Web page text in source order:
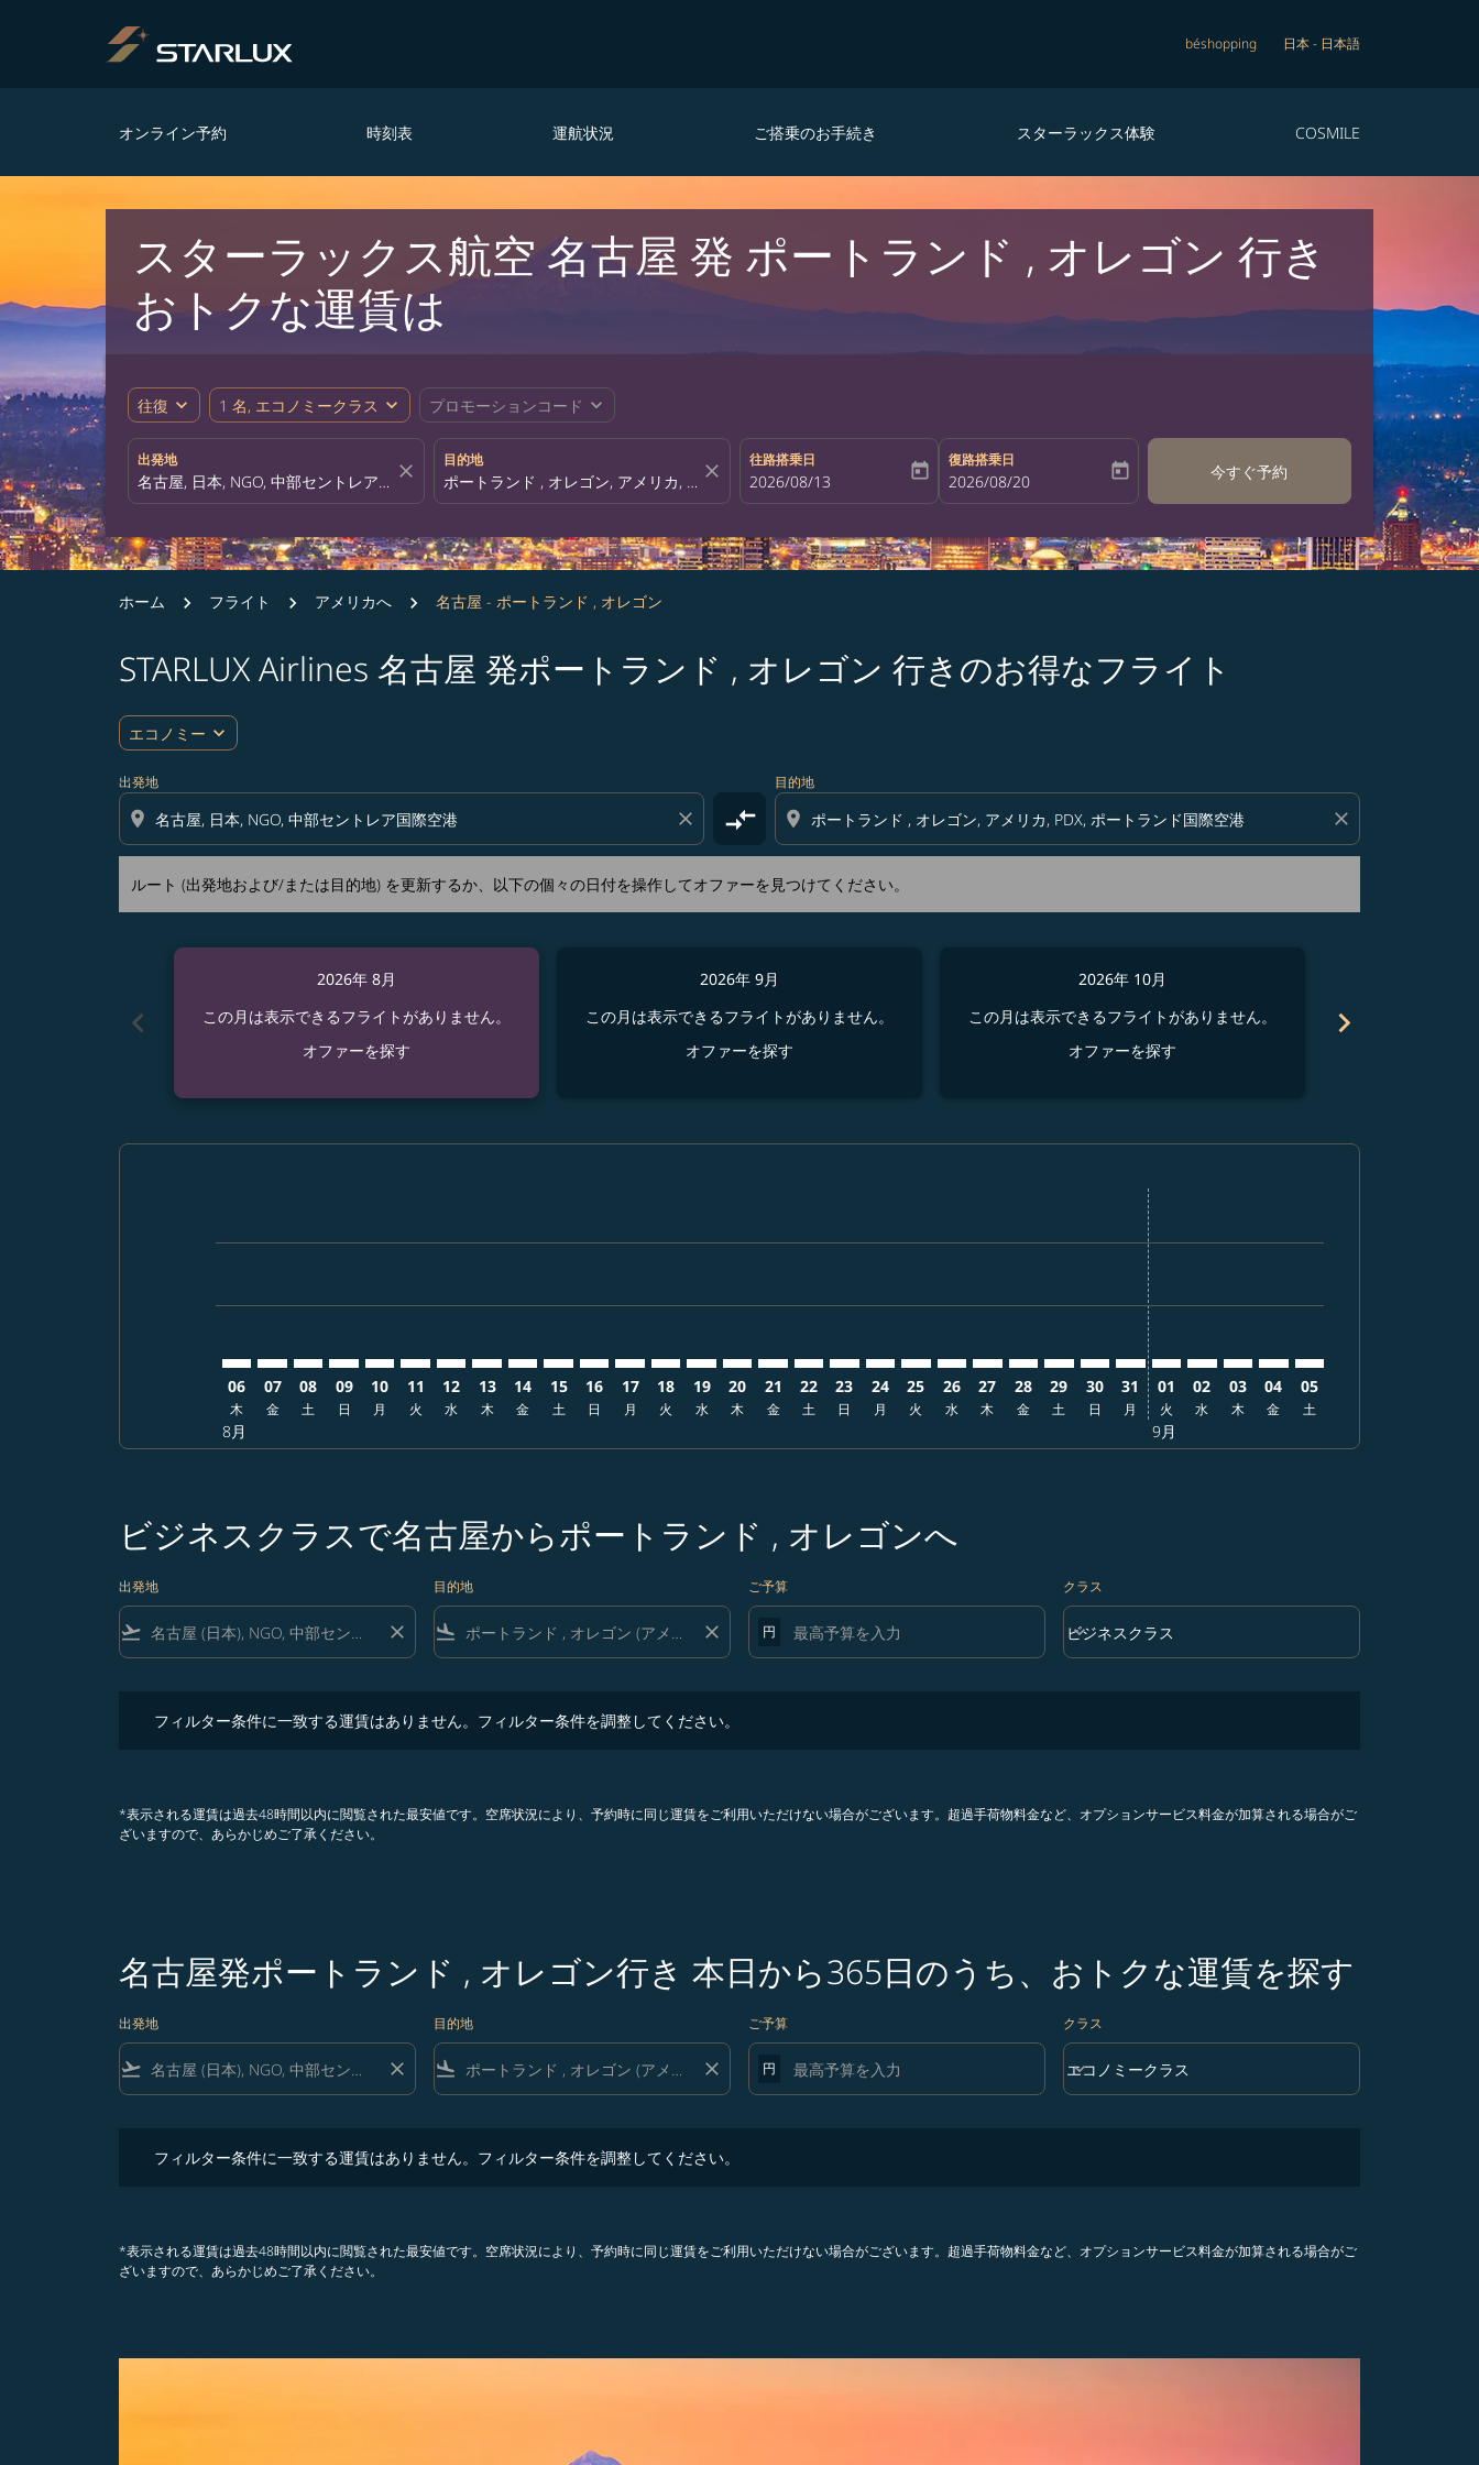
béshopping 日本- 日本語
オンライン予約 時刻表 運航状況 ご搭乗のお手続き スターラックス体験 COSMILE
スターラックス航空 名古屋 発 ポートランド , オレゴン 行き
おトクな運賃は
往復 expand_more 1 名, エコノミークラス expand_more プロモーションコード expand_more
出発地
close
目的地
close
往路搭乗日
fc-booking-departure-date-aria-label
2026/08/13 today
復路搭乗日
fc-booking-return-date-aria-label
2026/08/20 today 今すぐ予約
ホーム フライト アメリカへ 名古屋 - ポートランド , オレゴン
STARLUX Airlines 名古屋 発ポートランド , オレゴン 行きのお得なフライト
エコノミー expand_more
出発地
location_on close compare_arrows
目的地
location_on close
ルート (出発地および/または目的地) を更新するか、以下の個々の日付を操作してオファーを見つけてください。
ルート (出発地および/または目的地) を更新するか、以下の個々の日付を操作してオファーを見つけてください。
chevron_left
2026年 8月
この月は表示できるフライトがありません。
オファーを探す
2026年 9月
この月は表示できるフライトがありません。
オファーを探す
2026年 10月
この月は表示できるフライトがありません。
オファーを探す
chevron_right
06
木
8月
07
金
08
土
09
日
10
月
11
火
12
水
13
木
14
金
15
土
16
日
17
月
18
火
19
水
NGO–PDX: cmp-view-offers-disclaimer. オファーを探す
20
木
NGO–PDX: cmp-view-offers-disclaimer. オファーを探す
21
金
NGO–PDX: cmp-view-offers-disclaimer. オファーを探す
22
土
NGO–PDX: cmp-view-offers-disclaimer. オファーを探す
23
日
NGO–PDX: cmp-view-offers-disclaimer. オファーを探す
24
月
NGO–PDX: cmp-view-offers-disclaimer. オファーを探す
25
火
NGO–PDX: cmp-view-offers-disclaimer. オファーを探す
26
水
NGO–PDX: cmp-view-offers-disclaimer. オファーを探す
27
木
NGO–PDX: cmp-view-offers-disclaimer. オファーを探す
28
金
NGO–PDX: cmp-view-offers-disclaimer. オファーを探
29
土
NGO–PDX: cmp-view-offers-disclaimer. オファー
30
日
NGO–PDX: cmp-view-offers-disclaimer. オ
31
月
01
火
9月
02
水
03
木
04
金
05
土
ビジネスクラスで名古屋からポートランド , オレゴンへ
出発地
flight_takeoff close
目的地
flight_land close
ご予算
円
クラス
クラス option ビジネスクラス Selected
ビジネスクラス
keyboard_arrow_down
フィルター条件に一致する運賃はありません。フィルター条件を調整してください。
*表示される運賃は過去48時間以内に閲覧された最安値です。空席状況により、予約時に同じ運賃をご利用いただけない場合がございます。超過手荷物料金など、オプションサービス料金が加算される場合がご
ざいますので、あらかじめご了承ください。
名古屋発ポートランド , オレゴン行き 本日から365日のうち、おトクな運賃を探す
出発地
flight_takeoff close
目的地
flight_land close
ご予算
円
クラス
クラス option エコノミークラス Selected
エコノミークラス
keyboard_arrow_down
フィルター条件に一致する運賃はありません。フィルター条件を調整してください。
*表示される運賃は過去48時間以内に閲覧された最安値です。空席状況により、予約時に同じ運賃をご利用いただけない場合がございます。超過手荷物料金など、オプションサービス料金が加算される場合がご
ざいますので、あらかじめご了承ください。